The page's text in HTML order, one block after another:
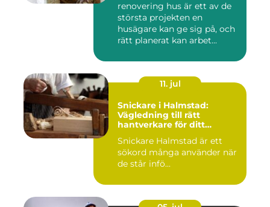
renovering hus är ett av de
största projekten en
husägare kan ge sig på, och
rätt planerat kan arbet...
11. jul
Snickare i Halmstad:
Vägledning till rätt
hantverkare för ditt
Snickare Halmstad är ett
sökord många använder när
de står infö...